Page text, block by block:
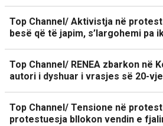
Top Channel/ Aktivistja në
besë që të japim, s’largohemi pa
Top Channel/ RENEA zbarkon në
autori i dyshuar i vrasjes së 20-
Top Channel/ Tensione në
protestuesja bllokon vendin e